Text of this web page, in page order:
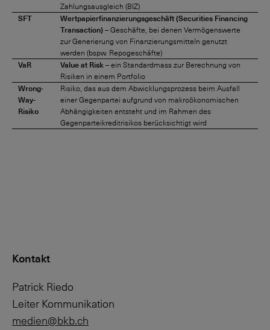
Zahlungsausgleich (BIZ)
SFT
Wertpapierfinanzierungsgeschäft (Securities Financing
Transaction)– Geschäfte, bei denen Vermögenswerte
zur Generierung von Finanzierungsmitteln genutzt
werden (bspw. Repogeschäfte)
VaR
Value at Risk – ein Standardmass zur Berechnung von
Risiken in einem Portfolio
Wrong-
Way-
Risiko
Risiko, das aus dem Abwicklungsprozess beim Ausfall
einer Gegenpartei aufgrund von makroökonomischen
Abhängigkeiten entsteht und im Rahmen des
Gegenparteikreditrisikos berücksichtigt wird
Kontakt
Patrick Riedo
Leiter Kommunikation
medien@bkb.ch